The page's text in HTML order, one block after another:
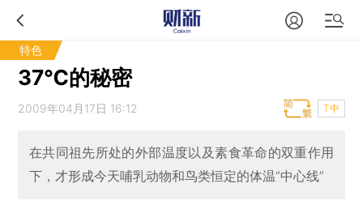
特色
37℃的秘密
2009年04月17日 16:12 T中
在共同祖先所处的外部温度以及素食革命的双重作用
下，才形成今天哺乳动物和鸟类恒定的体温“中心线”